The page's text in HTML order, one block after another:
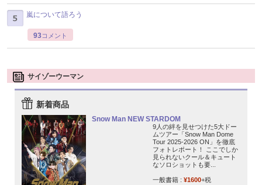
嵐について語ろう
93コメント
サイゾーウーマン
新着商品
Snow Man NEW STARDOM
9人の絆を見せつけた5大ドー
ムツアー「Snow Man Dome
Tour 2025-2026 ON」を徹底
フォトレポート！ ここでしか
見られないクール＆キュート
なソロショットも要...
一般書籍 : ¥1600+税